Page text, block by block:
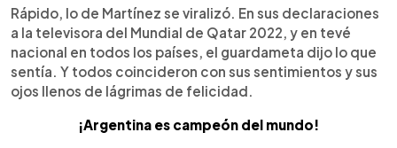
Rápido, lo de Martínez se viralizó. En sus declaraciones
a la televisora del Mundial de Qatar 2022, y en tevé
nacional en todos los países, el guardameta dijo lo que
sentía. Y todos coincideron con sus sentimientos y sus
ojos llenos de lágrimas de felicidad.
¡Argentina es campeón del mundo!